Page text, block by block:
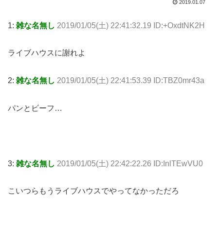
2019.01.07
1: 雑な名無し 2019/01/05(土) 22:41:32.19 ID:+OxdtNK2H
ライブハウスに謝れよ
2: 雑な名無し 2019/01/05(土) 22:41:53.39 ID:TBZ0mr43a
パンとビーフ…
3: 雑な名無し 2019/01/05(土) 22:42:22.26 ID:InlTEwVU0
こいつらもうライブハウスでやってなかっただろ